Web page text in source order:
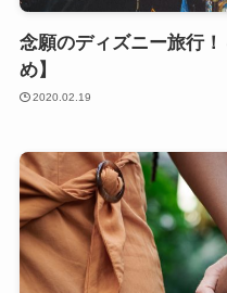
念願のディズニー旅行
め】
2020.02.19